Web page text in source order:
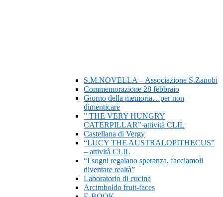
S.M.NOVELLA – Associazione S.Zanobi
Commemorazione 28 febbraio
Giorno della memoria…per non
dimenticare
” THE VERY HUNGRY
CATERPILLAR”-attività CLIL
Castellana di Vergy
“LUCY THE AUSTRALOPITHECUS”
– attività CLIL
“I sogni regalano speranza, facciamoli
diventare realtà”
Laboratorio di cucina
Arcimboldo fruit-faces